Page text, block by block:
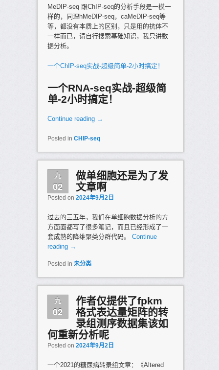
MeDIP-seq 跟ChIP-seq的分析手段是一模一
样的，同理hMeDIP-seq，caMeDIP-seq等
等，都没有本质上的区别，只是用的抗体不
一样而已，请自行搜索基础知识，我只讲数
据分析。
一个ChIP-seq实战-超级简单-2小时搞定！
一个RNA-seq实战-超级简
单-2小时搞定！
Continue reading →
Posted in CHIP-seq
九
02
做单细胞还是为了发
文章啊
Posted on 2024年9月2日
过去的三五年，我们在单细胞数据分析的方
方面面都写了很多笔记，而且已经形成了一
套成熟的降维聚类分群代码。 Continue
reading →
Posted in 未分类
九
02
作者仅提供了fpkm
格式表达量矩阵的转
录组测序数据集该如
何重新分析呢
Posted on 2024年9月2日
一个2021的糖尿病转录组文章：《Altered